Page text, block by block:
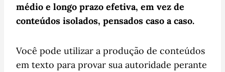
médio e longo prazo efetiva, em vez de
conteúdos isolados, pensados caso a caso.
Você pode utilizar a produção de conteúdos
em texto para provar sua autoridade perante